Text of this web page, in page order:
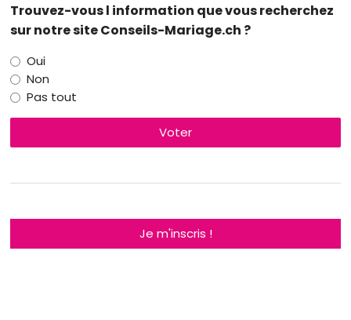
Trouvez-vous l information que vous recherchez
sur notre site Conseils-Mariage.ch ?
Oui
Non
Pas tout
Voter
Je m'inscris !